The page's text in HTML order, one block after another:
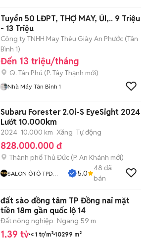
Tuyển 50 LĐPT, THỢ MAY, ỦI,.. 9 Triệu
- 13 Triệu
Công ty TNHH May Thêu Giày An Phước (Tân
Bình 1)
Đến 13 triệu/tháng
Q. Tân Phú (P. Tây Thạnh mới)
Nhà Máy Tân Bình 1
Subaru Forester 2.0i-S EyeSight 2024
Lướt 10.000km
2024 10.000 km Xăng Tự động
828.000.000 đ
Thành phố Thủ Đức (P. An Khánh mới)
SALON ÔTÔ TPD
5.0
48 đã
bán
đất sào đồng tâm TP Đồng nai mặt
tiền 18m gần quốc lộ 14
Đất nông nghiệp Ngang 59 m
1,39 tỷ < 1 tr/m² 10299 m²